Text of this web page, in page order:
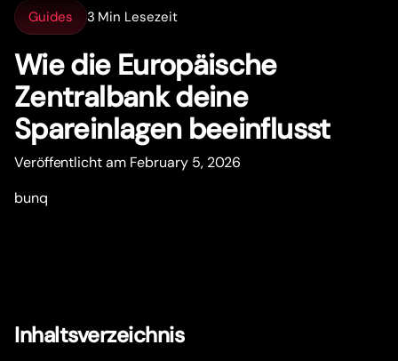
Guides 3 Min Lesezeit
Wie die Europäische
Zentralbank deine
Spareinlagen beeinflusst
Veröffentlicht am February 5, 2026
bunq
Inhaltsverzeichnis